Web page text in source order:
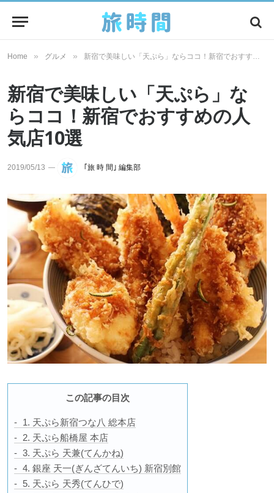
Home » グルメ » 新宿で美味しい「天ぷら」ならココ！新宿でおすすめの人気店10選
新宿で美味しい「天ぷら」な
らココ！新宿でおすすめの人
気店10選
2019/05/13 ｢旅 時 間｣ 編集部
この記事の目次
1. 天ぷら新宿つな八 総本店
2. 天ぷら船橋屋 本店
3. 天ぷら 天兼(てんかね)
4. 銀座 天一(ぎんざてんいち) 新宿別館
5. 天ぷら 天秀(てんひで)